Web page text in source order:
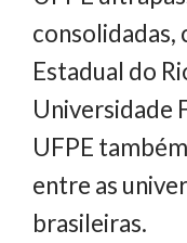
consolidadas,
Estadual do
Universidade
UFPE
entre as
brasileiras.